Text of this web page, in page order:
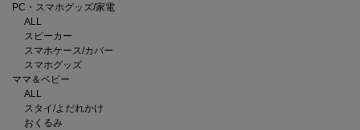
PC・スマホグッズ/家電
ALL
スピーカー
スマホケース/カバー
スマホグッズ
ママ＆ベビー
ALL
スタイ/よだれかけ
おくるみ